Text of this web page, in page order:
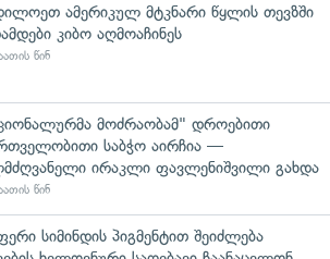
ამერიკულ მტკნარი წყლის თევზში
კიბო აღმოაჩინეს
წინ
მოძრაობამ" დროებითი
საბჭო აირჩია —
ირაკლი ფავლენიშვილი გახდა
წინ
სიმინდის პიგმენტით შეიძლება